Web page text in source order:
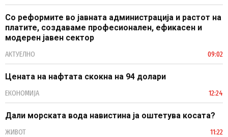
Со реформите во јавната администрација и растот на
платите, создаваме професионален, ефикасен и
модерен јавен сектор
АКТУЕЛНО 09:02
Цената на нафтата скокна на 94 долари
ЕКОНОМИЈА 12:24
Дали морската вода навистина ја оштетува косата?
ЖИВОТ 11:22